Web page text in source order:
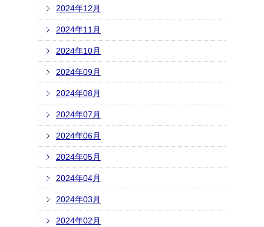
2024年12月
2024年11月
2024年10月
2024年09月
2024年08月
2024年07月
2024年06月
2024年05月
2024年04月
2024年03月
2024年02月